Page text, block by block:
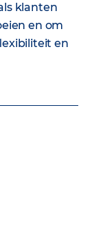
klanten
en om
en